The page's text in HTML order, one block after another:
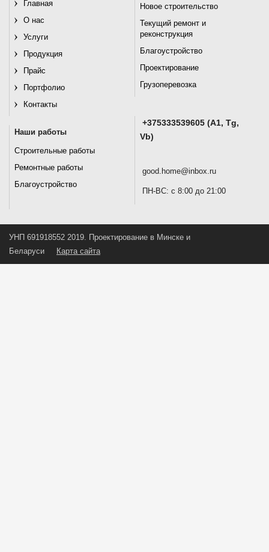
Главная
О нас
Услуги
Продукция
Прайс
Портфолио
Контакты
Новое строительство
Текущий ремонт и
реконструкция
Благоустройство
Проектирование
Грузоперевозка
Наши работы
Строительные работы
Ремонтные работы
Благоустройство
+375333539605 (A1, Tg,
Vb)
good.home@inbox.ru
ПН-ВС: с 8:00 до 21:00
УНП 691918552 2019. Проектирование в Минске и
Беларуси
Карта сайта